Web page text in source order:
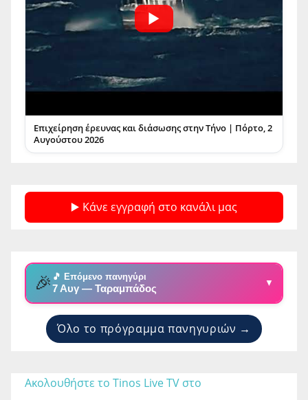
Επιχείρηση έρευνας και διάσωσης στην Τήνο | Πόρτο, 2
Αυγούστου 2026
▶️ Κάνε εγγραφή στο κανάλι μας
🎉 🎵 Επόμενο πανηγύρι
7 Αυγ — Ταραμπάδος ▼
Όλο το πρόγραμμα πανηγυριών →
Ακολουθήστε το Tinos Live TV στο